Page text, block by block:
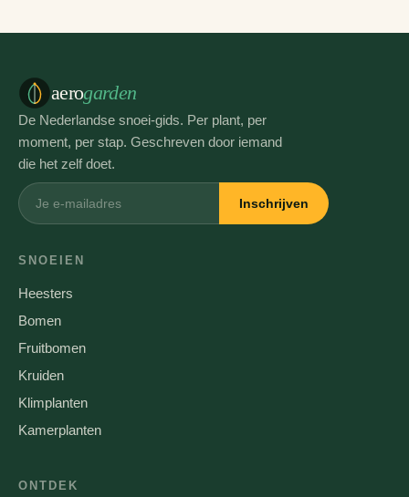
aerogarden
De Nederlandse snoei-gids. Per plant, per
moment, per stap. Geschreven door iemand
die het zelf doet.
Inschrijven
SNOEIEN
Heesters
Bomen
Fruitbomen
Kruiden
Klimplanten
Kamerplanten
ONTDEK